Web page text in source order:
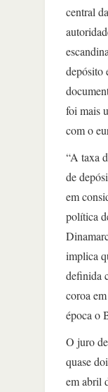
central
depósito
foi mais
com o
“A taxa
de
em
política
implica
definida
coroa
época o
O juro
quase
em abril